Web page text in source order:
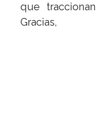
que
Gracias,